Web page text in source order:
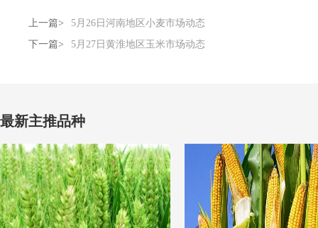
上一篇>
5月26日河南地区小麦市场动态
下一篇>
5月27日黄淮地区玉米市场动态
最新主推品种